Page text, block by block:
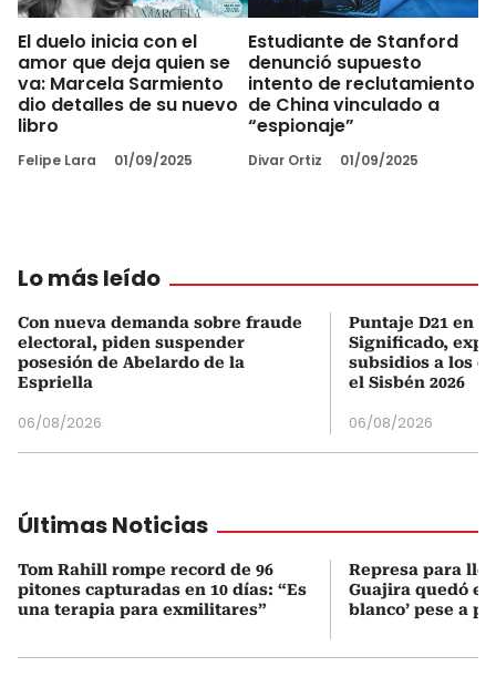
El duelo inicia con el
amor que deja quien se
va: Marcela Sarmiento
dio detalles de su nuevo
libro
Felipe Lara 01/09/2025
Estudiante de Stanford
denunció supuesto
intento de reclutamiento
de China vinculado a
“espionaje”
Divar Ortiz 01/09/2025
Lo más leído
Con nueva demanda sobre fraude
electoral, piden suspender
posesión de Abelardo de la
Espriella
06/08/2026
Puntaje D21 en
Significado,
subsidios a los
el Sisbén 2026
06/08/2026
Últimas Noticias
Tom Rahill rompe record de 96
pitones capturadas en 10 días: “Es
una terapia para exmilitares”
Represa para
Guajira quedó en
blanco’ pese a